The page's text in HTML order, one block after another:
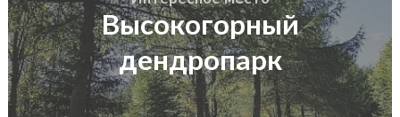
Высокогорный
дендропарк